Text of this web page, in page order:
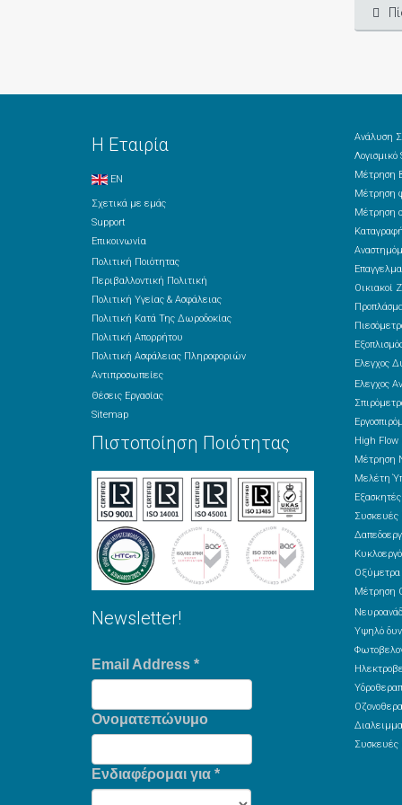
Η Εταιρία
EN
Σχετικά με εμάς
Support
Επικοινωνία
Πολιτική Ποιότητας
Περιβαλλοντική Πολιτική
Πολιτική Υγείας & Ασφάλειας
Πολιτική Κατά Της Δωροδοκίας
Πολιτική Απορρήτου
Πολιτική Ασφάλειας Πληροφοριών
Αντιπροσωπείες
Θέσεις Εργασίας
Sitemap
Πιστοποίηση Ποιότητας
Newsletter!
Email Address *
Ονοματεπώνυμο
Ενδιαφέρομαι για *
Ανάλυση
Λογισμικό
Μέτρηση
Μέτρηση
Μέτρηση
Οικιακοί
Έλεγχος
Έλεγχος
High Flow
Μέτρηση
Μελέτη
Συσκευές
Οξύμετρα
Μέτρηση
Υψηλό
Συσκευές